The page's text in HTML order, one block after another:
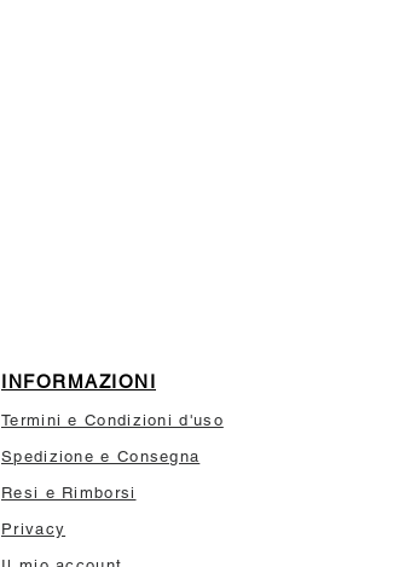
INFORMAZIONI
Termini e Condizioni d'uso
Spedizione e Consegna
Resi e Rimborsi
Privacy